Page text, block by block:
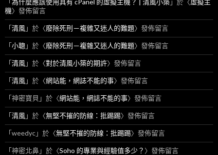
「為什麼應該使用具有 cPanel 的虛擬主機？ | 清風小築」於〈虛擬主
機〉發佈留言
「清風」於〈廢除死刑－複雜又迷人的難題〉發佈留言
「小聰 」於〈廢除死刑－複雜又迷人的難題〉發佈留言
「清風」於〈對於清風小築的期許〉發佈留言
「清風」於〈網站能，網誌不能的事〉發佈留言
「神密寶貝 」於〈網站能，網誌不能的事〉發佈留言
「清風」於〈無堅不摧的防線：批踢踢〉發佈留言
「weedyc」於〈無堅不摧的防線：批踢踢〉發佈留言
「神密北鼻」於〈Soho 的專業與經驗值多少？ 〉發佈留言